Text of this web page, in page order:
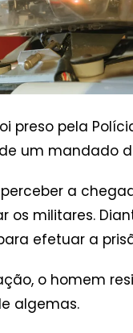
preso pela
um mandado
a
os militares.
efetuar a
o homem
algemas.